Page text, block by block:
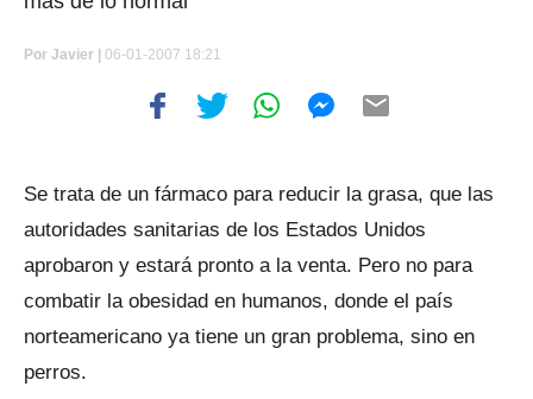
Por Javier | 06-01-2007 18:21
Se trata de un fármaco para reducir la grasa, que las
autoridades sanitarias de los Estados Unidos
aprobaron y estará pronto a la venta. Pero no para
combatir la obesidad en humanos, donde el país
norteamericano ya tiene un gran problema, sino en
perros.